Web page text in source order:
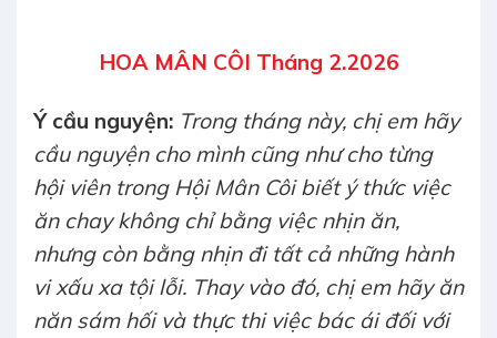
HOA MÂN CÔI Tháng 2.2026
Ý cầu nguyện: Trong tháng này, chị em hãy
cầu nguyện cho mình cũng như cho từng
hội viên trong Hội Mân Côi biết ý thức việc
ăn chay không chỉ bằng việc nhịn ăn,
nhưng còn bằng nhịn đi tất cả những hành
vi xấu xa tội lỗi. Thay vào đó, chị em hãy ăn
năn sám hối và thực thi việc bác ái đối với